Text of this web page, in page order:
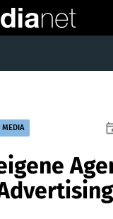
MEDIA